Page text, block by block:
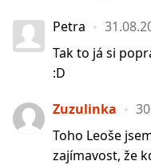
Petra
Tak to já si
:D
Zuzulinka
Toho Leoše
zajímavost, že